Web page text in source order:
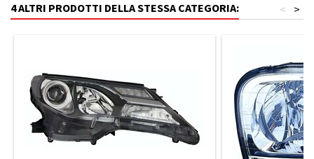
4 ALTRI PRODOTTI DELLA STESSA CATEGORIA: >
<